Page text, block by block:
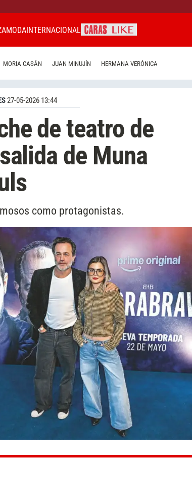
MODAINTERNACIONAL
MORIA CASÁN JUAN MINUJÍN HERMANA VERÓNICA
27-05-2026 13:44
de teatro de
de Muna
como protagonistas.